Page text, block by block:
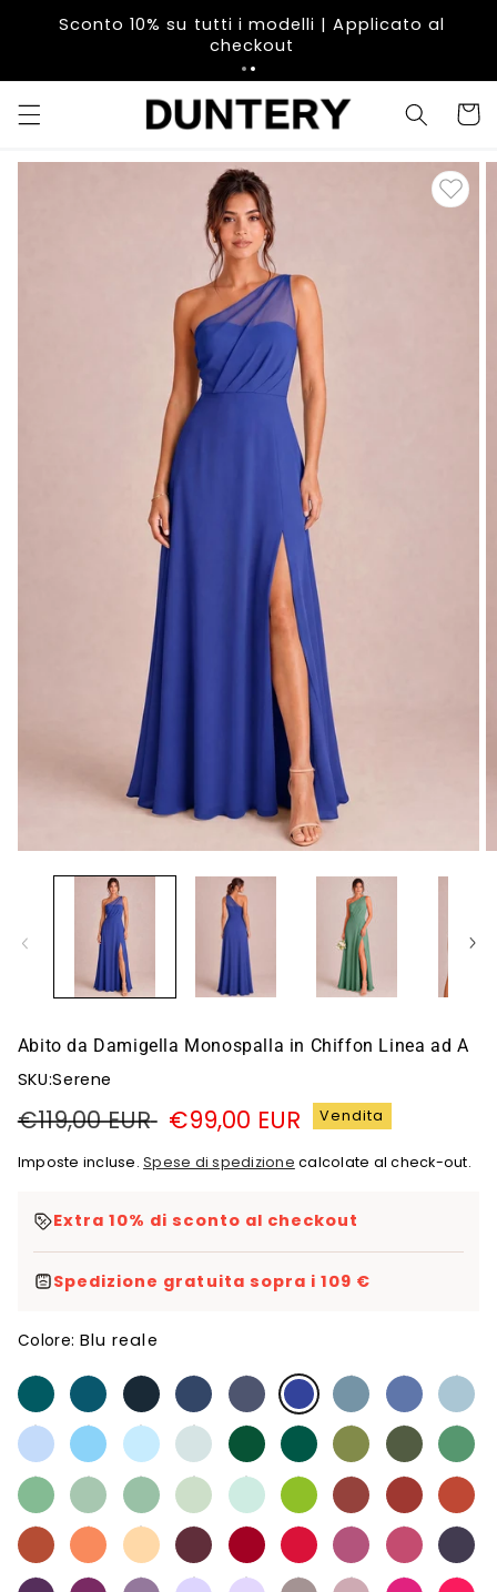
Sconto 10% su tutti i modelli | Applicato al
checkout
Passa alle
Abito da Damigella Monospalla in Chiffon Linea ad A
SKU:Serene
Prezzo
di
€119,00 EUR Prezzo
di
€99,00 EUR Vendita
Imposte incluse.Spese di spedizione calcolate al check-out.
Extra 10% di sconto al checkout
Spedizione gratuita sopra i 109 €
Colore:Blu reale